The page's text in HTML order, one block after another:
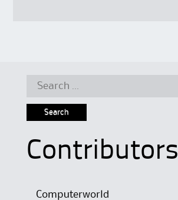
Search
Contributors
Computerworld